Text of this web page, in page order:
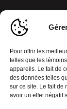
Pour offrir les
telles que les
appareils. Le fait de
des données telles
sur ce site. Le fait de
avoir un effet négatif